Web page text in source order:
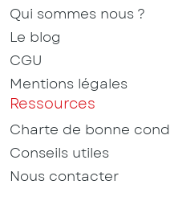
Qui sommes nous ?
Le blog
CGU
Mentions légales
Ressources
Charte de bonne
Conseils utiles
Nous contacter